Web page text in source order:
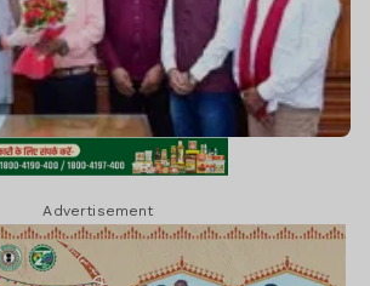
Advertisement